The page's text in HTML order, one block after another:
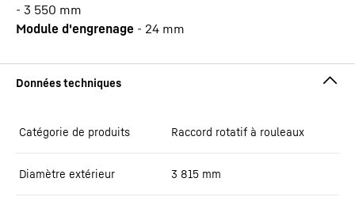
- 3 550 mm
Module d'engrenage - 24 mm
Catégorie de produits Raccord rotatif à rouleaux
Diamètre extérieur 3 815 mm